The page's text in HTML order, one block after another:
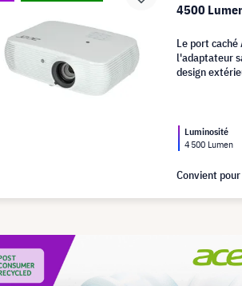
4500
Le port
l'adaptateur
design
Luminosité
4 500 Lumen
Convient pour